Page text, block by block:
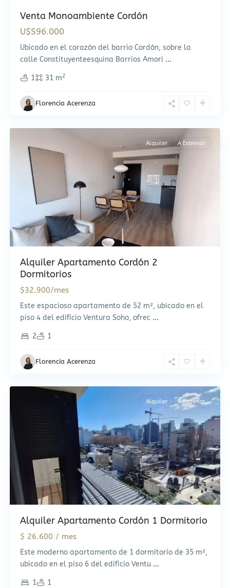
Venta Monoambiente Cordón
U$S96.000
Ubicado en el corazón del barrio Cordón, sobre la
calle Constituyenteesquina Barrios Amori ...
1 31 m2
Florencia Acerenza
Cordón,
Alquiler A Estrenar
Alquiler Apartamento Cordón 2
Dormitorios
$32.900/mes
Este espacioso apartamento de 52 m², ubicado en el
piso 4 del edificio Ventura Soho, ofrec ...
2 1
Florencia Acerenza
Cordón,
Alquiler A Estrenar
Alquiler Apartamento Cordón 1 Dormitorio
$ 26.600 / mes
Este moderno apartamento de 1 dormitorio de 35 m²,
ubicado en el piso 6 del edificio Ventu ...
1 1